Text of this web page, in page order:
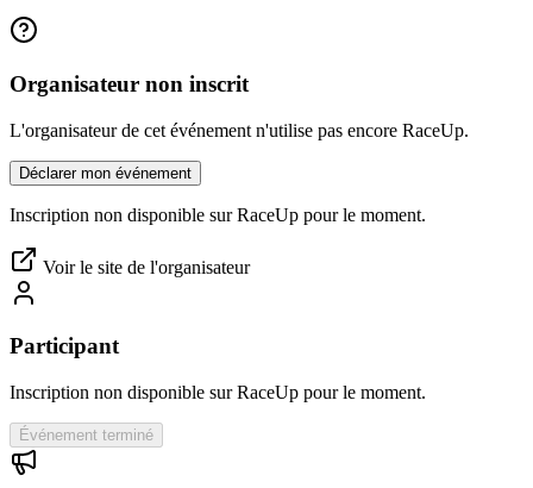
Organisateur non inscrit
L'organisateur de cet événement n'utilise pas encore RaceUp.
Déclarer mon événement
Inscription non disponible sur RaceUp pour le moment.
Voir le site de l'organisateur
Participant
Inscription non disponible sur RaceUp pour le moment.
Événement terminé